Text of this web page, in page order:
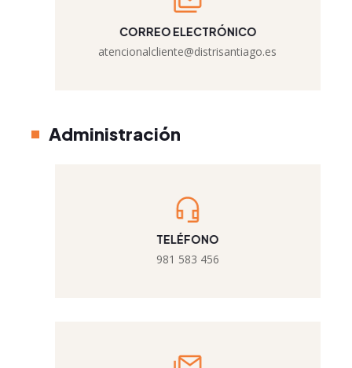
CORREO ELECTRÓNICO
atencionalcliente@distrisantiago.es
Administración
TELÉFONO
981 583 456